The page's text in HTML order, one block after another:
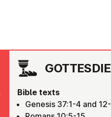
Bible texts
Genesis 37:1-4 and